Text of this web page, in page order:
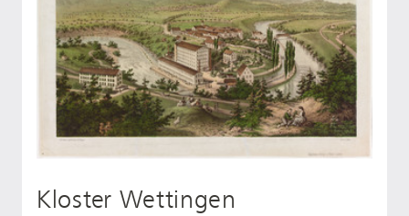
Kloster Wettingen